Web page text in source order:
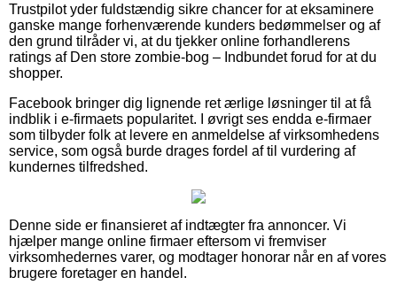
Trustpilot yder fuldstændig sikre chancer for at eksaminere
ganske mange forhenværende kunders bedømmelser og af
den grund tilråder vi, at du tjekker online forhandlerens
ratings af Den store zombie-bog – Indbundet forud for at du
shopper.
Facebook bringer dig lignende ret ærlige løsninger til at få
indblik i e-firmaets popularitet. I øvrigt ses endda e-firmaer
som tilbyder folk at levere en anmeldelse af virksomhedens
service, som også burde drages fordel af til vurdering af
kundernes tilfredshed.
Denne side er finansieret af indtægter fra annoncer. Vi
hjælper mange online firmaer eftersom vi fremviser
virksomhedernes varer, og modtager honorar når en af vores
brugere foretager en handel.